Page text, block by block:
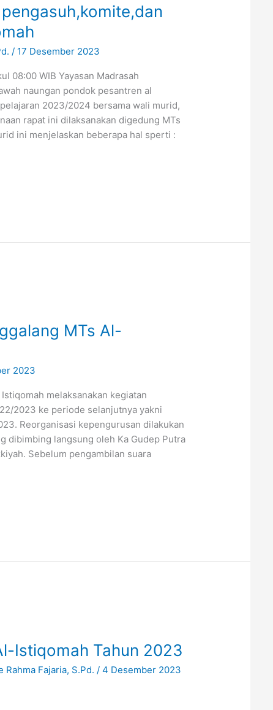
/ 17 Desember 2023
08:00 WIB Yayasan Madrasah
naungan pondok pesantren al
2023/2024 bersama wali murid,
rapat ini dilaksanakan digedung MTs
ini menjelaskan beberapa hal sperti :
MTs Al-
2023
melaksanakan kegiatan
2023 ke periode selanjutnya yakni
Reorganisasi kepengurusan dilakukan
dibimbing langsung oleh Ka Gudep Putra
Sebelum pengambilan suara
Istiqomah Tahun 2023
Rahma Fajaria, S.Pd./4 Desember 2023